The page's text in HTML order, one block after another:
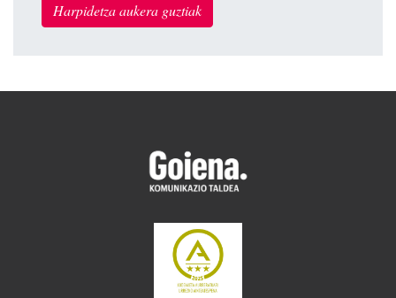
Harpidetza aukera guztiak